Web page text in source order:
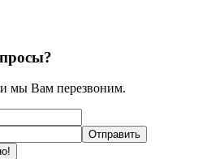
мы Вам перезвоним.